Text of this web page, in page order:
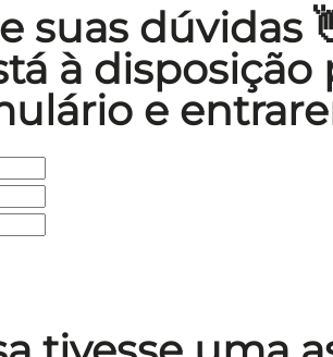
suas dúvidas
à
e